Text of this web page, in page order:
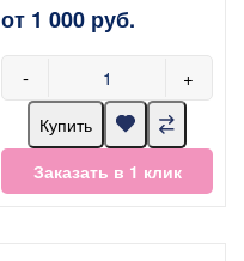
от 1 000 руб.
- +
Купить
Заказать в 1 клик